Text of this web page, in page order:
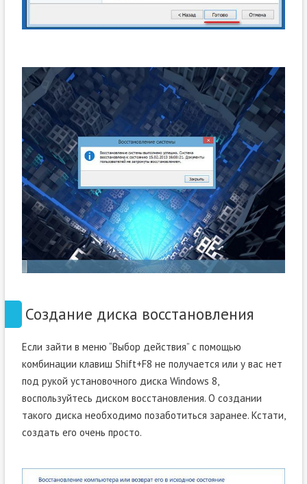
Создание диска восстановления
Если зайти в меню “Выбор действия” с помощью
комбинации клавиш Shift+F8 не получается или у вас нет
под рукой установочного диска Windows 8,
воспользуйтесь диском восстановления. О создании
такого диска необходимо позаботиться заранее. Кстати,
создать его очень просто.